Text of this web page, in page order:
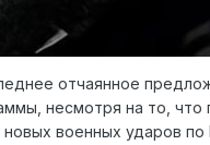
отчаянное
несмотря на то,
новых военных ударов